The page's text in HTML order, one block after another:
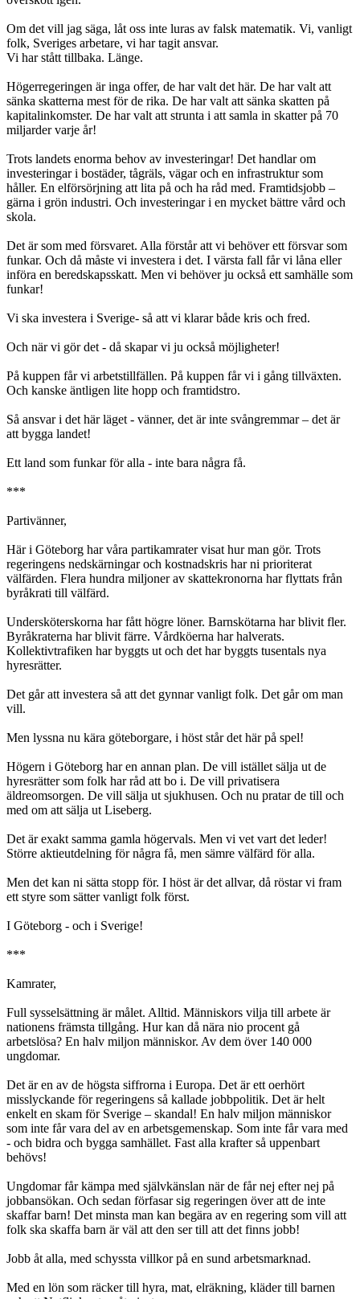
Om det vill jag säga, låt oss inte luras av falsk matematik. Vi, vanligt
folk, Sveriges arbetare, vi har tagit ansvar.
Vi har stått tillbaka. Länge.
Högerregeringen är inga offer, de har valt det här. De har valt att
sänka skatterna mest för de rika. De har valt att sänka skatten på
kapitalinkomster. De har valt att strunta i att samla in skatter på 70
miljarder varje år!
Trots landets enorma behov av investeringar! Det handlar om
investeringar i bostäder, tågräls, vägar och en infrastruktur som
håller. En elförsörjning att lita på och ha råd med. Framtidsjobb –
gärna i grön industri. Och investeringar i en mycket bättre vård och
skola.
Det är som med försvaret. Alla förstår att vi behöver ett försvar som
funkar. Och då måste vi investera i det. I värsta fall får vi låna eller
införa en beredskapsskatt. Men vi behöver ju också ett samhälle som
funkar!
Vi ska investera i Sverige- så att vi klarar både kris och fred.
Och när vi gör det - då skapar vi ju också möjligheter!
På kuppen får vi arbetstillfällen. På kuppen får vi i gång tillväxten.
Och kanske äntligen lite hopp och framtidstro.
Så ansvar i det här läget - vänner, det är inte svångremmar – det är
att bygga landet!
Ett land som funkar för alla - inte bara några få.
***
Partivänner,
Här i Göteborg har våra partikamrater visat hur man gör. Trots
regeringens nedskärningar och kostnadskris har ni prioriterat
välfärden. Flera hundra miljoner av skattekronorna har flyttats från
byråkrati till välfärd.
Undersköterskorna har fått högre löner. Barnskötarna har blivit fler.
Byråkraterna har blivit färre. Vårdköerna har halverats.
Kollektivtrafiken har byggts ut och det har byggts tusentals nya
hyresrätter.
Det går att investera så att det gynnar vanligt folk. Det går om man
vill.
Men lyssna nu kära göteborgare, i höst står det här på spel!
Högern i Göteborg har en annan plan. De vill istället sälja ut de
hyresrätter som folk har råd att bo i. De vill privatisera
äldreomsorgen. De vill sälja ut sjukhusen. Och nu pratar de till och
med om att sälja ut Liseberg.
Det är exakt samma gamla högervals. Men vi vet vart det leder!
Större aktieutdelning för några få, men sämre välfärd för alla.
Men det kan ni sätta stopp för. I höst är det allvar, då röstar vi fram
ett styre som sätter vanligt folk först.
I Göteborg - och i Sverige!
***
Kamrater,
Full sysselsättning är målet. Alltid. Människors vilja till arbete är
nationens främsta tillgång. Hur kan då nära nio procent gå
arbetslösa? En halv miljon människor. Av dem över 140 000
ungdomar.
Det är en av de högsta siffrorna i Europa. Det är ett oerhört
misslyckande för regeringens så kallade jobbpolitik. Det är helt
enkelt en skam för Sverige – skandal! En halv miljon människor
som inte får vara del av en arbetsgemenskap. Som inte får vara med
- och bidra och bygga samhället. Fast alla krafter så uppenbart
behövs!
Ungdomar får kämpa med självkänslan när de får nej efter nej på
jobbansökan. Och sedan förfasar sig regeringen över att de inte
skaffar barn! Det minsta man kan begära av en regering som vill att
folk ska skaffa barn är väl att den ser till att det finns jobb!
Jobb åt alla, med schyssta villkor på en sund arbetsmarknad.
Med en lön som räcker till hyra, mat, elräkning, kläder till barnen